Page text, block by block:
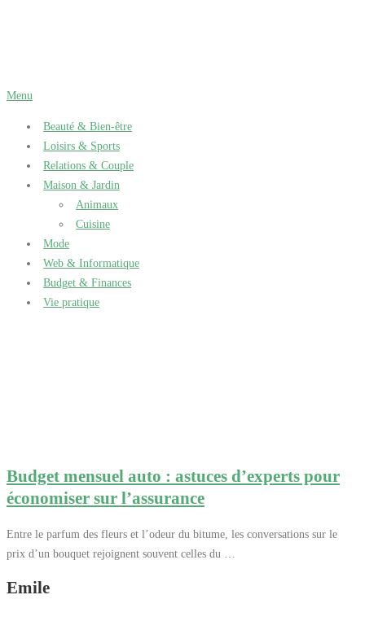
Menu
Beauté & Bien-être
Loisirs & Sports
Relations & Couple
Maison & Jardin
Animaux
Cuisine
Mode
Web & Informatique
Budget & Finances
Vie pratique
Budget mensuel auto : astuces d’experts pour
économiser sur l’assurance
Entre le parfum des fleurs et l’odeur du bitume, les conversations sur le
prix d’un bouquet rejoignent souvent celles du …
Emile